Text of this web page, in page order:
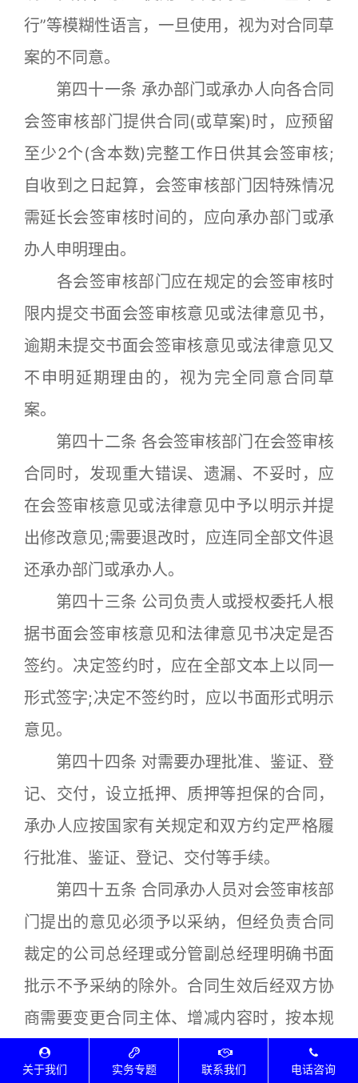
行”等模糊性语言，一旦使用，视为对合同草
案的不同意。
第四十一条 承办部门或承办人向各合同
会签审核部门提供合同(或草案)时，应预留
至少2个(含本数)完整工作日供其会签审核;
自收到之日起算，会签审核部门因特殊情况
需延长会签审核时间的，应向承办部门或承
办人申明理由。
各会签审核部门应在规定的会签审核时
限内提交书面会签审核意见或法律意见书，
逾期未提交书面会签审核意见或法律意见又
不申明延期理由的，视为完全同意合同草
案。
第四十二条 各会签审核部门在会签审核
合同时，发现重大错误、遗漏、不妥时，应
在会签审核意见或法律意见中予以明示并提
出修改意见;需要退改时，应连同全部文件退
还承办部门或承办人。
第四十三条 公司负责人或授权委托人根
据书面会签审核意见和法律意见书决定是否
签约。决定签约时，应在全部文本上以同一
形式签字;决定不签约时，应以书面形式明示
意见。
第四十四条 对需要办理批准、鉴证、登
记、交付，设立抵押、质押等担保的合同，
承办人应按国家有关规定和双方约定严格履
行批准、鉴证、登记、交付等手续。
第四十五条 合同承办人员对会签审核部
门提出的意见必须予以采纳，但经负责合同
裁定的公司总经理或分管副总经理明确书面
批示不予采纳的除外。合同生效后经双方协
商需要变更合同主体、增减内容时，按本规
定第二十六、二十八、二十九、三十、三十
关于我们 实务专题 联系我们 电话咨询